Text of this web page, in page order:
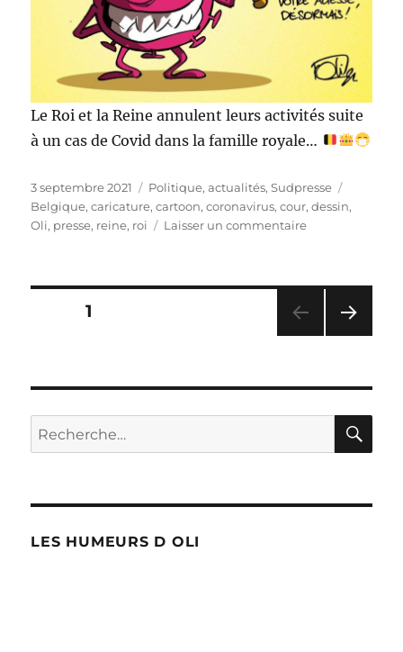
Le Roi et la Reine annulent leurs activités suite
à un cas de Covid dans la famille royale…
Publié
le
3 septembre 2021 Catégories
Politique, actualités,Sudpresse
Belgique,caricature,cartoon,coronavirus,cour,dessin,
Oli, presse, reine, roi Laisser un commentairesur
Pagination
publications
PAGE1
ANT
E
Recherche
pour :
LES HUMEURS D OLI